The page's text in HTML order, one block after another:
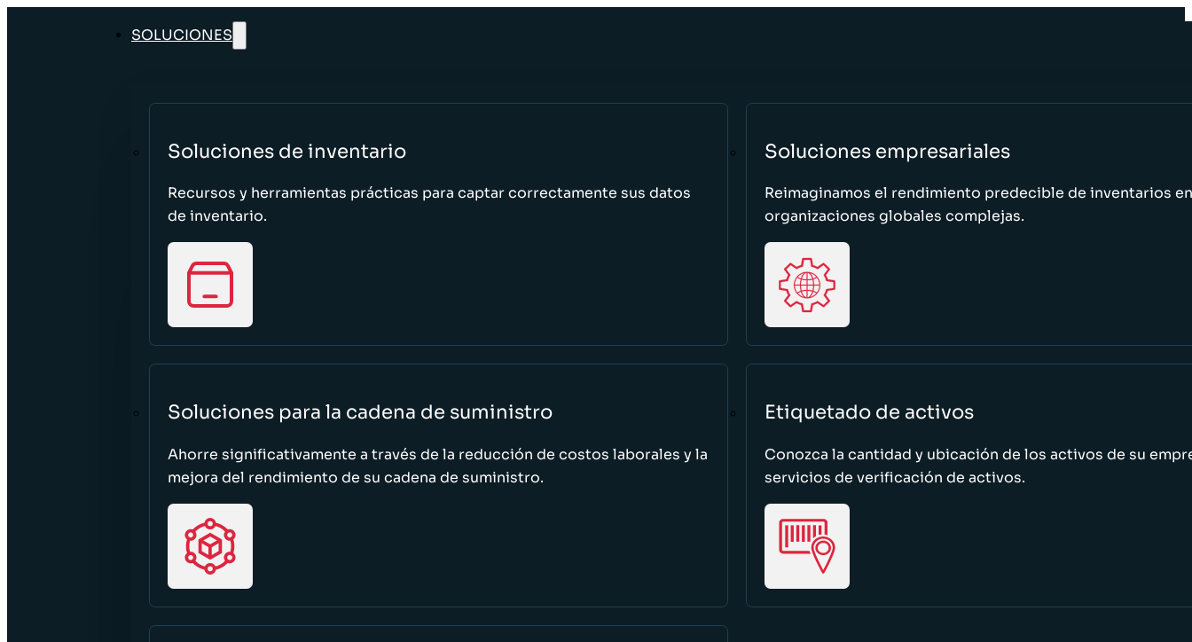
SOLUCIONES
Soluciones de inventario
Recursos y herramientas prácticas para captar correctamente sus datos
de inventario.
Soluciones empresariales
Reimaginamos el rendimiento predecible de inventarios en
organizaciones globales complejas.
Soluciones para la cadena de suministro
Ahorre significativamente a través de la reducción de costos laborales y la
mejora del rendimiento de su cadena de suministro.
Etiquetado de activos
Conozca la cantidad y ubicación de los activos de su
servicios de verificación de activos.